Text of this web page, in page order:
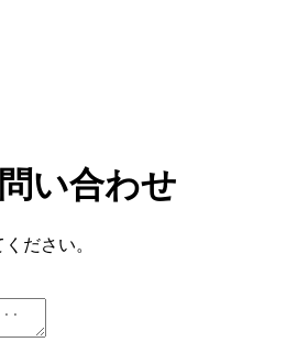
い合わせ
ださい。